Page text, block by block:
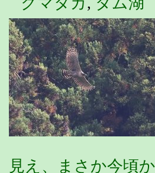
見え、まさか今頃